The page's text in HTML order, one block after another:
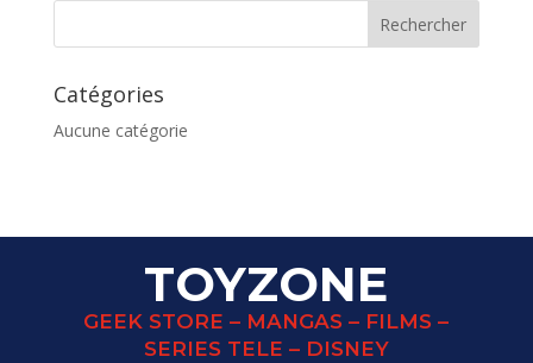
Catégories
Aucune catégorie
TOYZONE
GEEK STORE – MANGAS – FILMS –
SERIES TELE – DISNEY